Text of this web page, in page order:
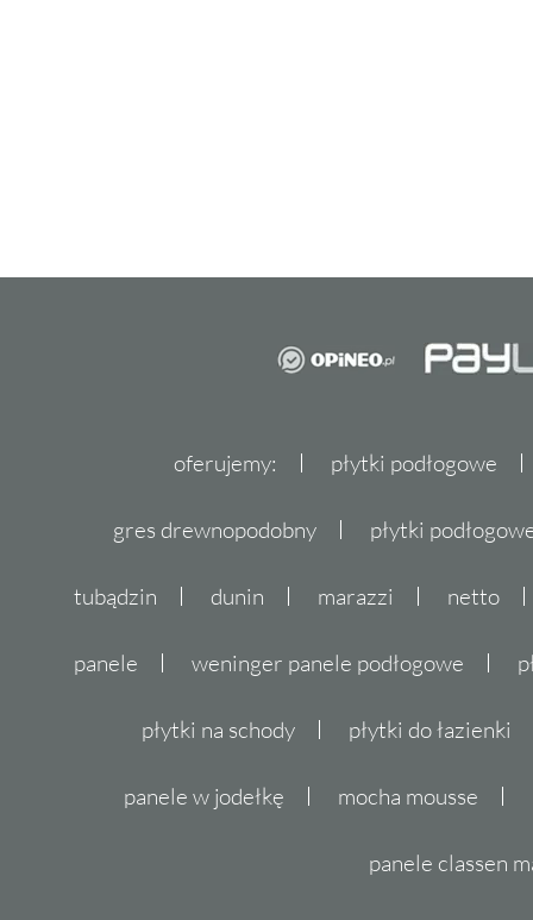
oferujemy: płytki podłogowe
gres drewnopodobny płytki
tubądzin dunin marazzi netto
panele weninger panele podłogowe
płytki na schody płytki do łazienki
panele w jodełkę mocha mousse
panele classen